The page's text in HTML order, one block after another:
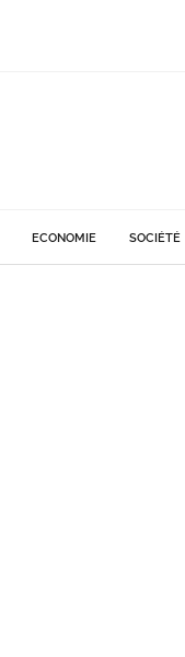
ECONOMIE SOCIÉTÉ